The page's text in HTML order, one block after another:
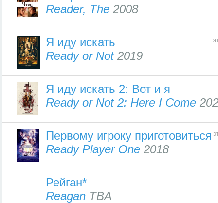
Reader, The 2008
Я иду искать
Ready or Not2019
Я иду искать 2: Вот и я
Ready or Not 2: Here I Come
Первому игроку приготовиться
Ready Player One 2018
Рейган*
Reagan TBA